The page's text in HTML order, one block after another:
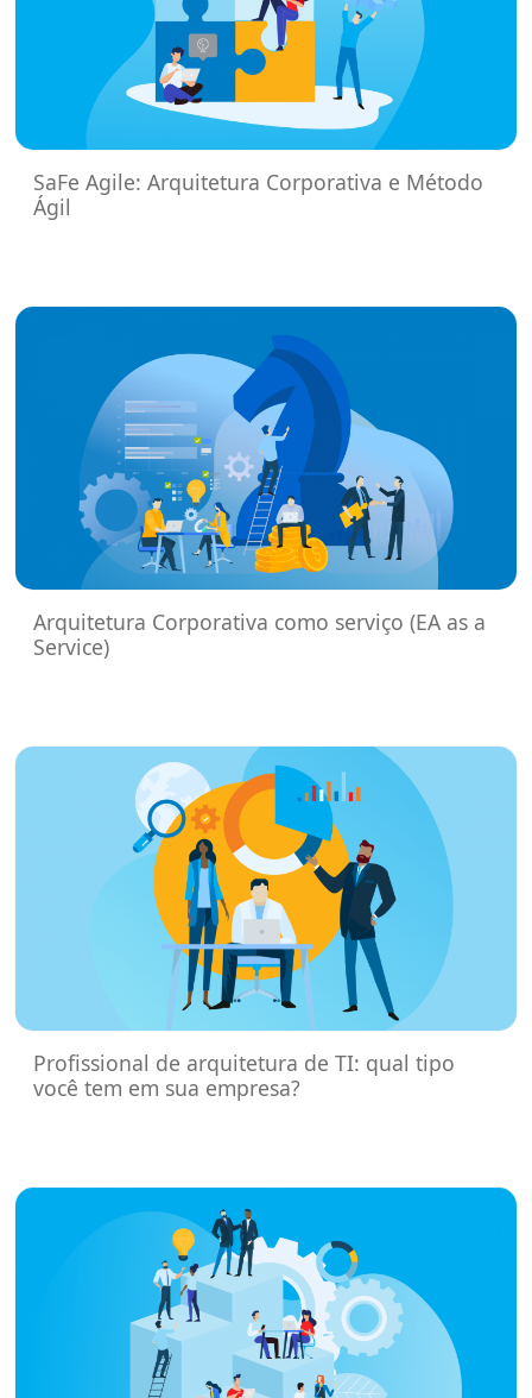
SaFe Agile: Arquitetura Corporativa e Método
Ágil
Arquitetura Corporativa como serviço (EA as a
Service)
Profissional de arquitetura de TI: qual tipo
você tem em sua empresa?